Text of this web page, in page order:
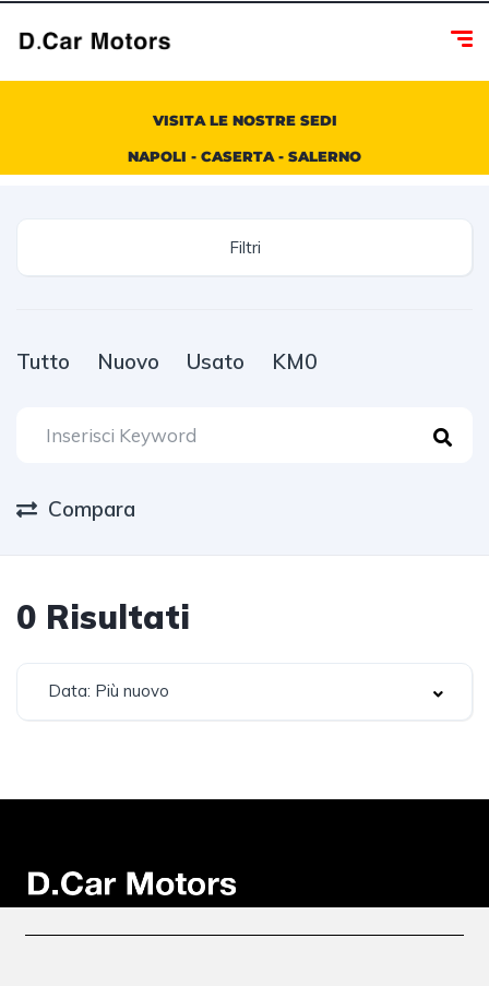
VISITA LE NOSTRE SEDI
NAPOLI - CASERTA - SALERNO
Filtri
Tutto Nuovo Usato KM0
Compara
0 Risultati
Data: Più nuovo